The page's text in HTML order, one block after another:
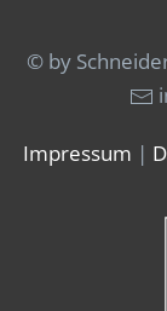
© by
Impressum |